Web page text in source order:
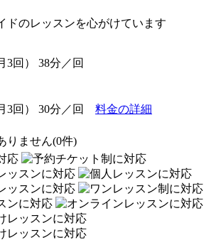
ドのレッスンを心がけています
3回） 38分／回
3回） 30分／回 料金の詳細
りません(0件)